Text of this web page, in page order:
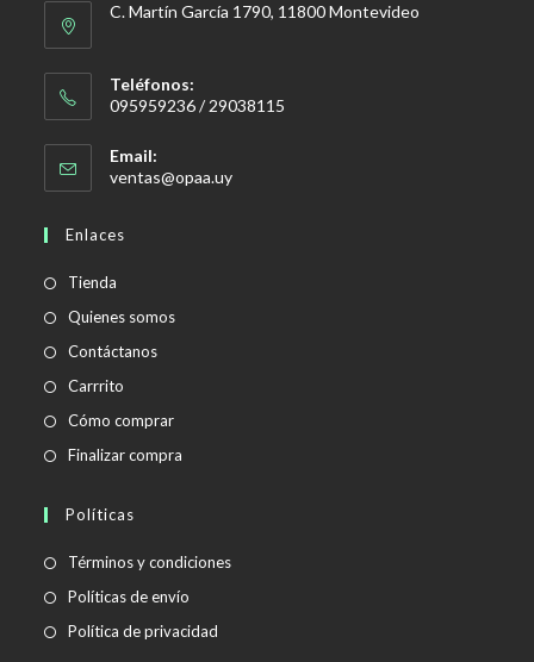
C. Martín García 1790, 11800 Montevideo
Teléfonos:
095959236 / 29038115
Email:
ventas@opaa.uySe
Enlaces
Tienda
Quienes somos
Contáctanos
Carrrito
Cómo comprar
Finalizar compra
Políticas
Términos y condicionesSe
Políticas de envío
abre
Política de privacidad